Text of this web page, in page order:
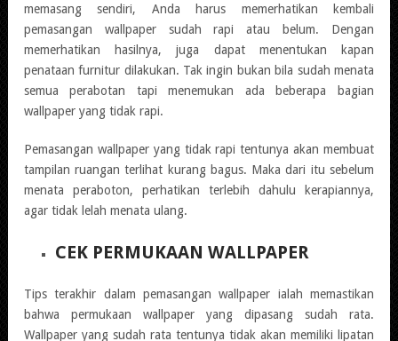
memasang sendiri, Anda harus memerhatikan kembali
pemasangan wallpaper sudah rapi atau belum. Dengan
memerhatikan hasilnya, juga dapat menentukan kapan
penataan furnitur dilakukan. Tak ingin bukan bila sudah menata
semua perabotan tapi menemukan ada beberapa bagian
wallpaper yang tidak rapi.
Pemasangan wallpaper yang tidak rapi tentunya akan membuat
tampilan ruangan terlihat kurang bagus. Maka dari itu sebelum
menata peraboton, perhatikan terlebih dahulu kerapiannya,
agar tidak lelah menata ulang.
CEK PERMUKAAN WALLPAPER
Tips terakhir dalam pemasangan wallpaper ialah memastikan
bahwa permukaan wallpaper yang dipasang sudah rata.
Wallpaper yang sudah rata tentunya tidak akan memiliki lipatan